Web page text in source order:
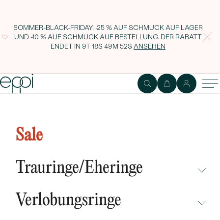
SOMMER-BLACK-FRIDAY: -25 % AUF SCHMUCK AUF LAGER
UND -10 % AUF SCHMUCK AUF BESTELLUNG. DER RABATT
ENDET IN 9T 18S 49M 52SANSEHEN
Sale
Trauringe/Eheringe
NEUHEITEN
Verlobungsringe
und Diamanten Ellanie